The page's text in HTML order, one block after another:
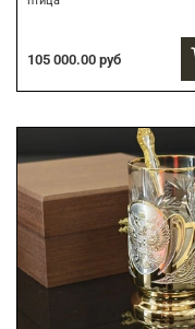
105 000.00 руб